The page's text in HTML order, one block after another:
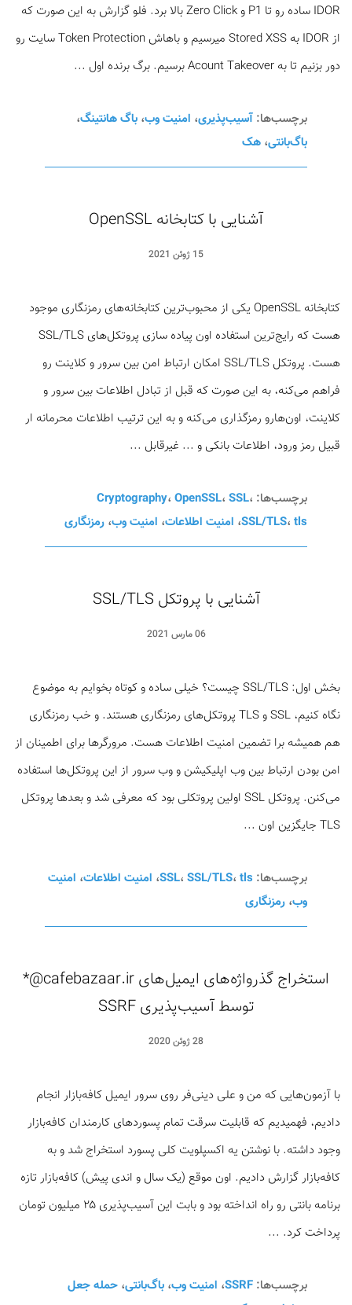
IDOR ساده رو تا P1 و Zero Click بالا برد. فلو گزارش به این صورت که
از IDOR به Stored XSS میرسیم و باهاش Token Protection سایت رو
دور بزنیم تا به Acount Takeover برسیم. برگ برنده اول ...
برچسب‌ها: آسیب‌پذیری، امنیت وب، باگ هانتینگ،
باگ‌بانتی، هک
آشنایی با کتابخانه OpenSSL
15 ژوئن 2021
کتابخانه OpenSSL یکی از محبوب‌ترین کتابخانه‌های رمزنگاری موجود
هست که رایج‌ترین استفاده اون پیاده سازی پروتکل‌های SSL/TLS
هست. پروتکل SSL/TLS امکان ارتباط امن بین سرور و کلاینت رو
فراهم می‌کنه، به این صورت که قبل از تبادل اطلاعات بین سرور و
کلاینت، اون‌هارو رمزگذاری می‌کنه و به این ترتیب اطلاعات محرمانه ار
قبیل رمز ورود، اطلاعات بانکی و ... غیرقابل ...
برچسب‌ها: Cryptography،OpenSSL،SSL،
SSL/TLS،tls ، امنیت اطلاعات، امنیت وب، رمزنگاری
آشنایی با پروتکل SSL/TLS
06 مارس 2021
بخش اول: SSL/TLS چیست؟ خیلی ساده و کوتاه بخوایم به موضوع
نگاه کنیم، SSL و TLS پروتکل‌های رمزنگاری هستند. و خب رمزنگاری
هم همیشه برا تضمین امنیت اطلاعات هست. مرورگرها برای اطمینان از
امن بودن ارتباط بین وب اپلیکیشن و وب سرور از این پروتکل‌ها استفاده
می‌کنن. پروتکل SSL اولین پروتکلی بود که معرفی شد و بعدها پروتکل
TLS جایگزین اون ...
برچسب‌ها: SSL،SSL/TLS،tls ، امنیت اطلاعات، امنیت
وب، رمزنگاری
استخراج گذرواژه‌های ایمیل‌های cafebazaar.ir@*
توسط آسیب‌پذیری SSRF
28 ژوئن 2020
با آزمون‌هایی که من و علی دینی‌فر روی سرور ایمیل کافه‌بازار انجام
دادیم، فهمیدیم که قابلیت سرقت تمام پسوردهای کارمندان کافه‌بازار
وجود داشته. با نوشتن یه اکسپلویت کلی پسورد استخراج شد و به
کافه‌بازار گزارش دادیم. اون موقع (یک سال و اندی پیش) کافه‌بازار تازه
برنامه بانتی رو راه انداخته بود و بابت این آسیب‌پذیری ۲۵ میلیون تومان
پرداخت کرد. ...
برچسب‌ها: SSRF، امنیت وب، باگ‌بانتی، حمله جعل